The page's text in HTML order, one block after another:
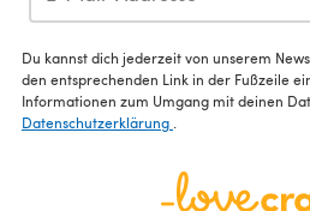
Du kannst dich jederzeit von unserem
den entsprechenden Link in der Fußzeile
Informationen zum Umgang mit deinen
Datenschutzerklärung